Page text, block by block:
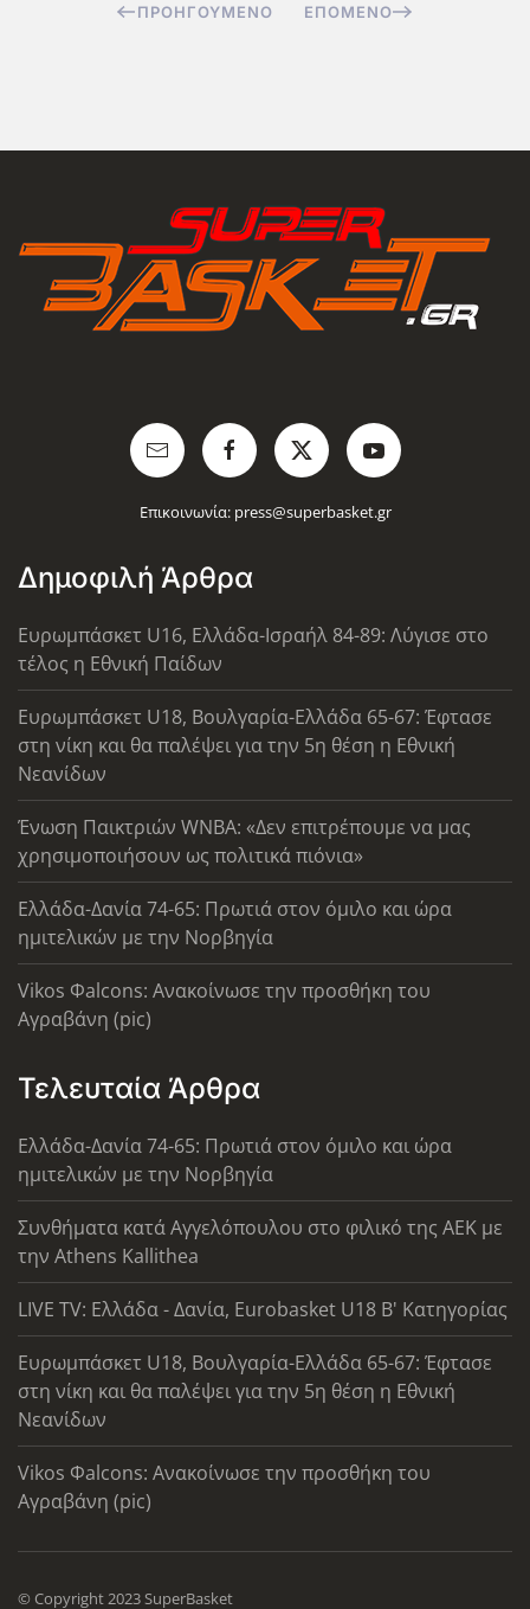
ΠΡΟΗΓΟΎΜΕΝΟ ΕΠΌΜΕΝΟ
Επικοινωνία: press@superbasket.gr
Δημοφιλή Άρθρα
Ευρωμπάσκετ U16, Ελλάδα-Ισραήλ 84-89: Λύγισε στο
τέλος η Εθνική Παίδων
Ευρωμπάσκετ U18, Βουλγαρία-Ελλάδα 65-67: Έφτασε
στη νίκη και θα παλέψει για την 5η θέση η Εθνική
Νεανίδων
Ένωση Παικτριών WNBA: «Δεν επιτρέπουμε να μας
χρησιμοποιήσουν ως πολιτικά πιόνια»
Ελλάδα-Δανία 74-65: Πρωτιά στον όμιλο και ώρα
ημιτελικών με την Νορβηγία
Vikos Φalcons: Ανακοίνωσε την προσθήκη του
Αγραβάνη (pic)
Τελευταία Άρθρα
Ελλάδα-Δανία 74-65: Πρωτιά στον όμιλο και ώρα
ημιτελικών με την Νορβηγία
Συνθήματα κατά Αγγελόπουλου στο φιλικό της ΑΕΚ με
την Athens Kallithea
LIVE TV: Ελλάδα - Δανία, Eurobasket U18 Β' Κατηγορίας
Ευρωμπάσκετ U18, Βουλγαρία-Ελλάδα 65-67: Έφτασε
στη νίκη και θα παλέψει για την 5η θέση η Εθνική
Νεανίδων
Vikos Φalcons: Ανακοίνωσε την προσθήκη του
Αγραβάνη (pic)
© Copyright 2023 SuperBasket